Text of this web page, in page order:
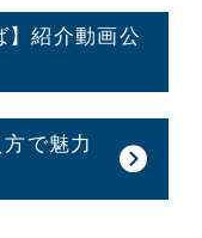
】紹介動画公
で魅力